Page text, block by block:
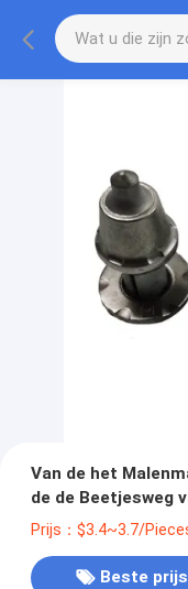
Van de het
de de Beetjesweg
Wolframstaal
Prijs：$3.4~3.7/
Beste prijs